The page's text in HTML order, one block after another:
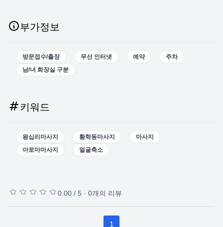
부가정보
방문접수/출장 무선 인터넷 예약
주차
남/녀 화장실 구분
키워드
왕십리마사지 황학동마사지
마사지
아로마마사지
얼굴축소
0.00 / 5 · 0개의 리뷰
1